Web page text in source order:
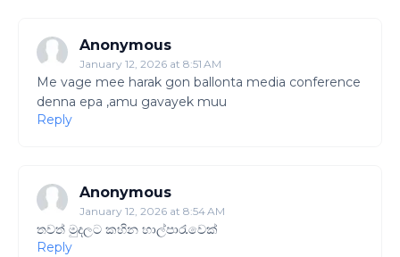
Anonymous
January 12, 2026 at 8:51 AM
Me vage mee harak gon ballonta media conference
denna epa ,amu gavayek muu
Reply
Anonymous
January 12, 2026 at 8:54 AM
තවත් මුදලට කහින හාල්පාරැවෙක්
Reply